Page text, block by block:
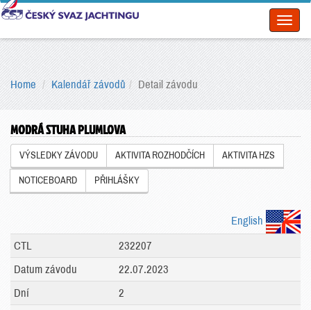
Home Kalendář závodů Detail závodu
MODRÁ STUHA PLUMLOVA
VÝSLEDKY ZÁVODU AKTIVITA ROZHODČÍCH AKTIVITA HZS
NOTICEBOARD PŘIHLÁŠKY
English
CTL
232207
Datum závodu
22.07.2023
Dní
2